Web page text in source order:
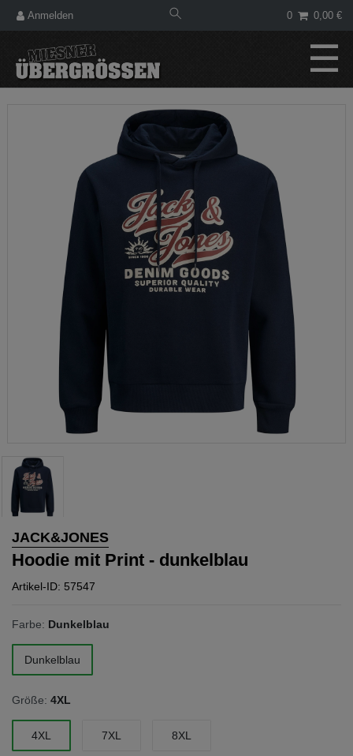
Anmelden 0 0,00 €
☰
JACK&JONES
Hoodie mit Print - dunkelblau
Artikel-ID: 57547
Farbe: Dunkelblau
Dunkelblau
Größe: 4XL
4XL 7XL 8XL